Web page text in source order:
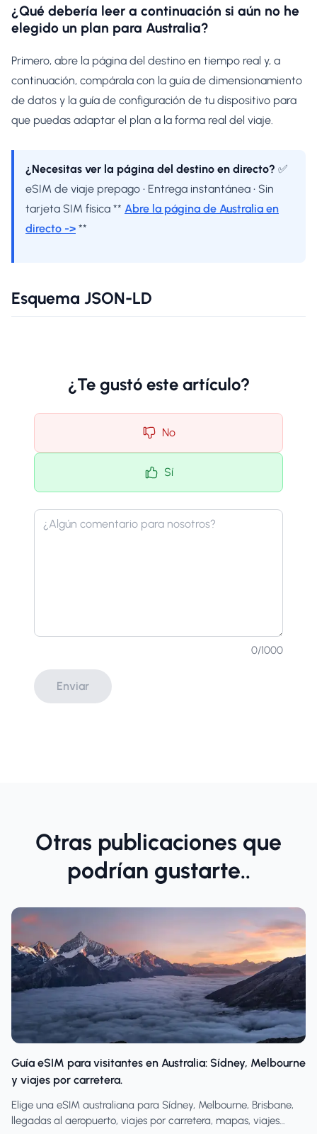
¿Qué debería leer a continuación si aún no he
elegido un plan para Australia?
Primero, abre la página del destino en tiempo real y, a
continuación, compárala con la guía de dimensionamiento
de datos y la guía de configuración de tu dispositivo para
que puedas adaptar el plan a la forma real del viaje.
¿Necesitas ver la página del destino en directo? ✅
eSIM de viaje prepago • Entrega instantánea • Sin
tarjeta SIM física ** Abre la página de Australia en
directo -> **
Esquema JSON-LD
¿Te gustó este artículo?
No
Sí
0/1000
Enviar
Otras publicaciones que
podrían gustarte..
Guía eSIM para visitantes en Australia: Sídney, Melbourne
y viajes por carretera.
Elige una eSIM australiana para Sídney, Melbourne, Brisbane,
llegadas al aeropuerto, viajes por carretera, mapas, viajes